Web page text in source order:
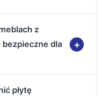
z
bezpieczne dla
płytę